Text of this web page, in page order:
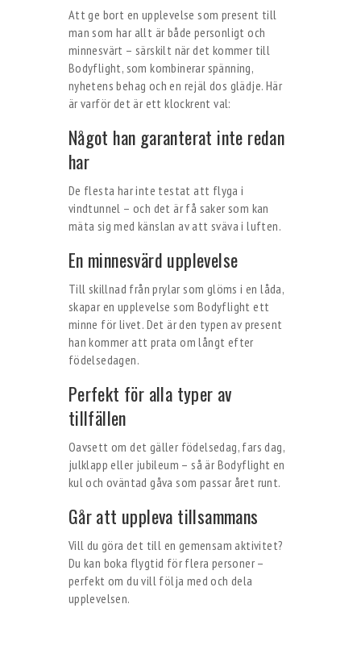
Att ge bort en upplevelse som present till
man som har allt är både personligt och
minnesvärt – särskilt när det kommer till
Bodyflight, som kombinerar spänning,
nyhetens behag och en rejäl dos glädje. Här
är varför det är ett klockrent val:
Något han garanterat inte redan
har
De flesta har inte testat att flyga i
vindtunnel – och det är få saker som kan
mäta sig med känslan av att sväva i luften.
En minnesvärd upplevelse
Till skillnad från prylar som glöms i en låda,
skapar en upplevelse som Bodyflight ett
minne för livet. Det är den typen av present
han kommer att prata om långt efter
födelsedagen.
Perfekt för alla typer av
tillfällen
Oavsett om det gäller födelsedag, fars dag,
julklapp eller jubileum – så är Bodyflight en
kul och oväntad gåva som passar året runt.
Går att uppleva tillsammans
Vill du göra det till en gemensam aktivitet?
Du kan boka flygtid för flera personer –
perfekt om du vill följa med och dela
upplevelsen.